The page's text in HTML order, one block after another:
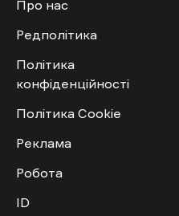
Про нас
Редполітика
Політика
конфіденційності
Політика Cookie
Реклама
Робота
ID